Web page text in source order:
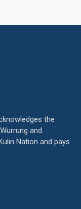
the
and
Nation and pays